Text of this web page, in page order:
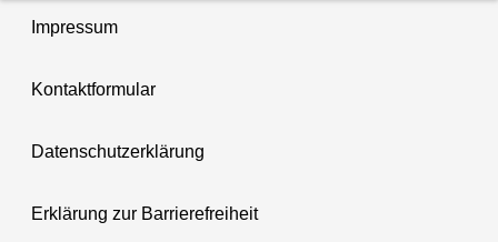
Impressum
Kontaktformular
Datenschutzerklärung
Erklärung zur Barrierefreiheit